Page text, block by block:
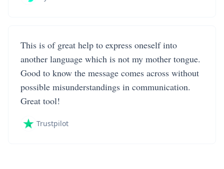
This is of great help to express oneself into
another language which is not my mother tongue.
Good to know the message comes across without
possible misunderstandings in communication.
Great tool!
Trustpilot